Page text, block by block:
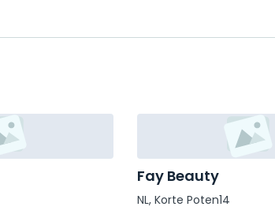
Fay Beauty
NL, Korte Poten14